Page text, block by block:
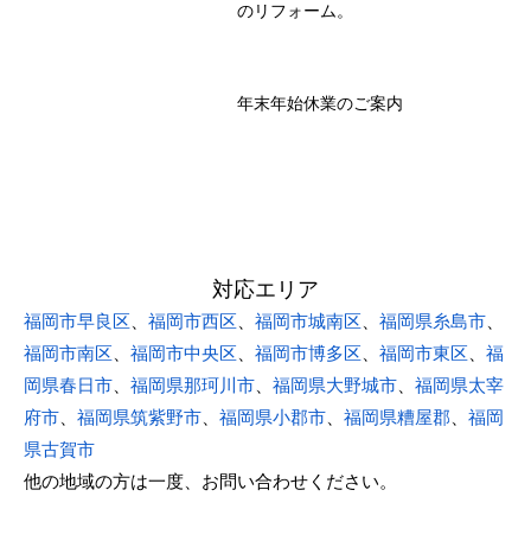
のリフォーム。
年末年始休業のご案内
対応エリア
福岡市早良区 福岡市西区 福岡市城南区 福岡県糸島市
福岡市南区
福岡市中央区 福岡市博多区 福岡市東区
福
岡県春日市
福岡県那珂川市 福岡県大野城市
福岡県太宰
府市
福岡県筑紫野市 福岡県小郡市 福岡県糟屋郡
福岡
県古賀市
他の地域の方は一度、お問い合わせください。